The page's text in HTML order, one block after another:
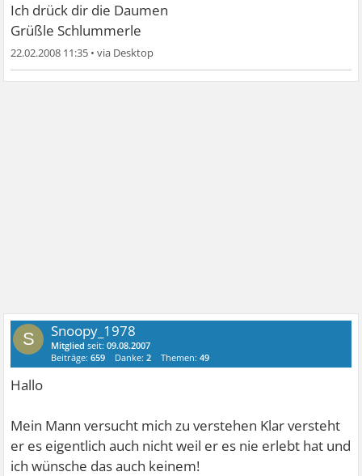
Ich drück dir die Daumen
Grüßle Schlummerle
22.02.2008 11:35 •
S Snoopy_1978
Mitglied seit:09.08.2007
Beiträge:659 Danke:2 Themen:49
Hallo
Mein Mann versucht mich zu verstehen Klar versteht
er es eigentlich auch nicht weil er es nie erlebt hat und
ich wünsche das auch keinem!